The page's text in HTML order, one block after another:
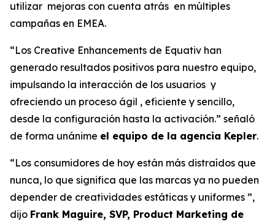
utilizar mejoras con cuenta atrás en múltiples
campañas en EMEA.
“Los Creative Enhancements de Equativ han
generado resultados positivos para nuestro equipo,
impulsando la interacción de los usuarios y
ofreciendo un proceso ágil , eficiente y sencillo,
desde la configuración hasta la activación.” señaló
de forma unánime el equipo de la agencia Kepler.
“Los consumidores de hoy están más distraídos que
nunca, lo que significa que las marcas ya no pueden
depender de creatividades estáticas y uniformes ”,
dijo Frank Maguire, SVP, Product Marketing de